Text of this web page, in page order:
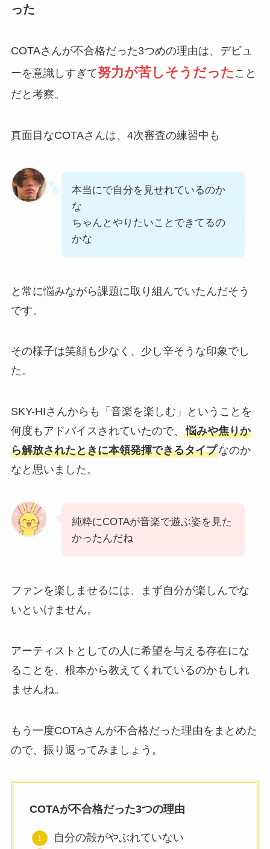
った
COTAさんが不合格だった3つめの理由は、デビュ
ーを意識しすぎて努力が苦しそうだった こと
だと考察。
真面目なCOTAさんは、4次審査の練習中も
本当にで自分を見せれているのか
な
ちゃんとやりたいことできてるの
かな
と常に悩みながら課題に取り組んでいたんだそう
です。
その様子は笑顔も少なく、少し辛そうな印象でし
た。
SKY-HIさんからも「音楽を楽しむ」ということを
何度もアドバイスされていたので、 悩みや焦りか
ら解放されたときに本領発揮できるタイプなのか
なと思いました。
純粋にCOTAが音楽で遊ぶ姿を見た
かったんだね
ファンを楽しませるには、まず自分が楽しんでな
いといけません。
アーティストとしての人に希望を与える存在にな
ることを、根本から教えてくれているのかもしれ
ませんね。
もう一度COTAさんが不合格だった理由をまとめた
ので、振り返ってみましょう。
COTAが不合格だった3つの理由
自分の殻がやぶれていない